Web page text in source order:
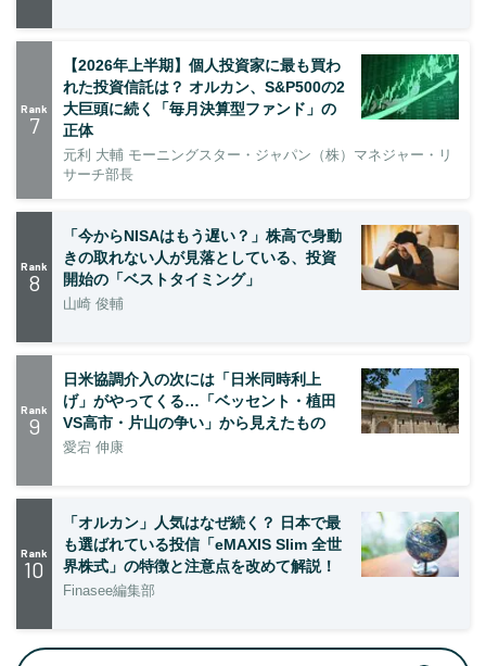
Rank
7
【2026年上半期】個人投資家に最も買わ
れた投資信託は？ オルカン、S&P500の2
大巨頭に続く「毎月決算型ファンド」の
正体
元利 大輔 モーニングスター・ジャパン（株）マネジャー・リ
サーチ部長
Rank
8
「今からNISAはもう遅い？」株高で身動
きの取れない人が見落としている、投資
開始の「ベストタイミング」
山崎 俊輔
Rank
9
日米協調介入の次には「日米同時利上
げ」がやってくる…「ベッセント・植田
VS高市・片山の争い」から見えたもの
愛宕 伸康
Rank
10
「オルカン」人気はなぜ続く？ 日本で最
も選ばれている投信「eMAXIS Slim 全世
界株式」の特徴と注意点を改めて解説！
Finasee編集部